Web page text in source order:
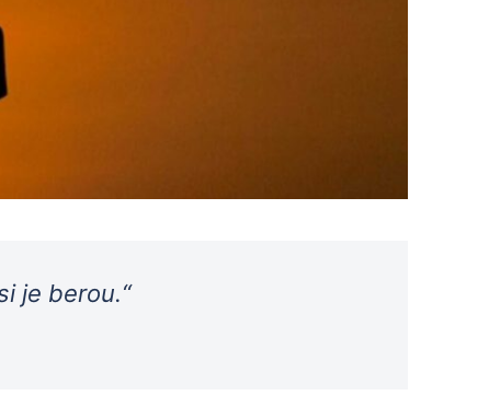
je berou.“